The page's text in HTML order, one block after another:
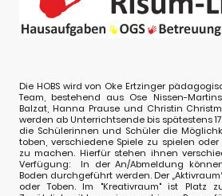
Die HOBS wird von Oke Ertzinger
Team, bestehend aus Ose Nissen-
Balzat, Hanna Prause und Christin
werden ab Unterrichtsende bis spätestens
die Schülerinnen und Schüler die
toben, verschiedene Spiele zu spielen
zu machen. Hierfür stehen ihnen
Verfügung: In der An/Abmeldung
Boden durchgeführt werden. Der
oder Toben. Im "Kreativraum" ist Platz